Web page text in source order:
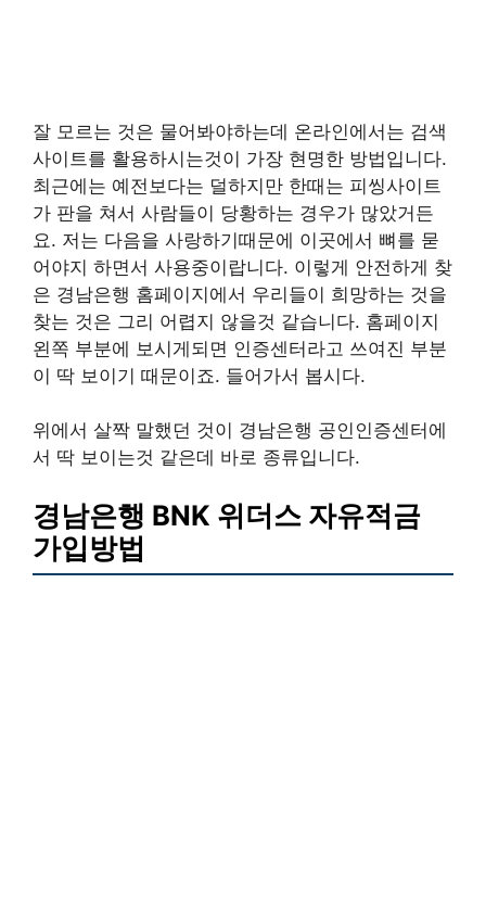
잘 모르는 것은 물어봐야하는데 온라인에서는 검색
사이트를 활용하시는것이 가장 현명한 방법입니다.
최근에는 예전보다는 덜하지만 한때는 피씽사이트
가 판을 쳐서 사람들이 당황하는 경우가 많았거든
요. 저는 다음을 사랑하기때문에 이곳에서 뼈를 묻
어야지 하면서 사용중이랍니다. 이렇게 안전하게 찾
은 경남은행 홈페이지에서 우리들이 희망하는 것을
찾는 것은 그리 어렵지 않을것 같습니다. 홈페이지
왼쪽 부분에 보시게되면 인증센터라고 쓰여진 부분
이 딱 보이기 때문이죠. 들어가서 봅시다.
위에서 살짝 말했던 것이 경남은행 공인인증센터에
서 딱 보이는것 같은데 바로 종류입니다.
경남은행 BNK 위더스 자유적금
가입방법